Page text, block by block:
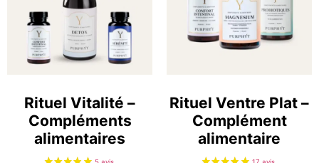
Rituel Vitalité –
Compléments
alimentaires
Rituel Ventre Plat –
Complément
alimentaire